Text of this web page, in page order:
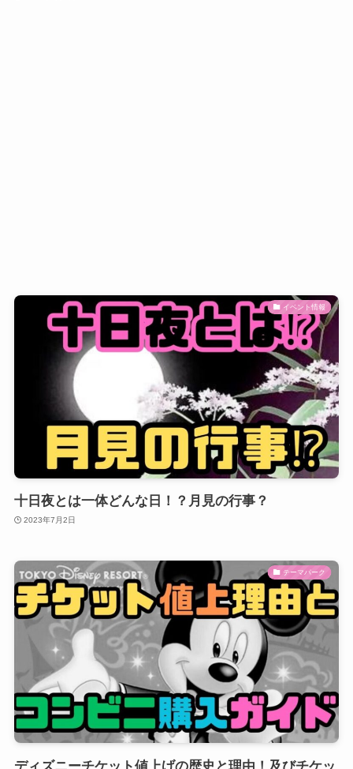
イベント情報
十日夜とは一体どんな日！？月見の行事？
2023年7月2日
テーマパーク
ディズニーチケット値上げの歴史と理由！及びチケッ